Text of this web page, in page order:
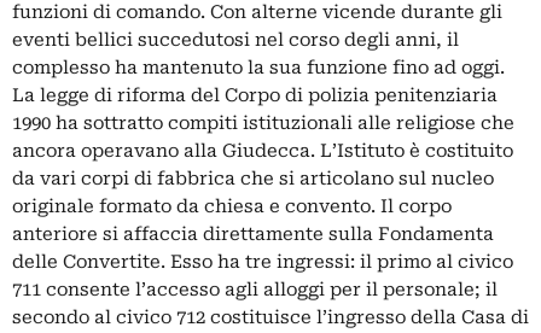
funzioni di comando. Con alterne vicende durante gli
eventi bellici succedutosi nel corso degli anni, il
complesso ha mantenuto la sua funzione fino ad oggi.
La legge di riforma del Corpo di polizia penitenziaria
1990 ha sottratto compiti istituzionali alle religiose che
ancora operavano alla Giudecca. L’Istituto è costituito
da vari corpi di fabbrica che si articolano sul nucleo
originale formato da chiesa e convento. Il corpo
anteriore si affaccia direttamente sulla Fondamenta
delle Convertite. Esso ha tre ingressi: il primo al civico
711 consente l’accesso agli alloggi per il personale; il
secondo al civico 712 costituisce l’ingresso della Casa di